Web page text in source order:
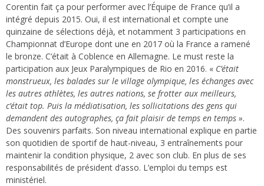
Corentin fait ça pour performer avec l’Équipe de France qu’il a
intégré depuis 2015. Oui, il est international et compte une
quinzaine de sélections déjà, et notamment 3 participations en
Championnat d’Europe dont une en 2017 où la France a ramené
le bronze. C’était à Coblence en Allemagne. Le must reste la
participation aux Jeux Paralympiques de Rio en 2016. « C’était
monstrueux, les balades sur le village olympique, les échanges avec
les autres athlètes, les autres nations, se frotter aux meilleurs,
c’était top. Puis la médiatisation, les sollicitations des gens qui
demandent des autographes, ça fait plaisir de temps en temps ».
Des souvenirs parfaits. Son niveau international explique en partie
son quotidien de sportif de haut-niveau, 3 entraînements pour
maintenir la condition physique, 2 avec son club. En plus de ses
responsabilités de président d’asso. L’emploi du temps est
ministériel.